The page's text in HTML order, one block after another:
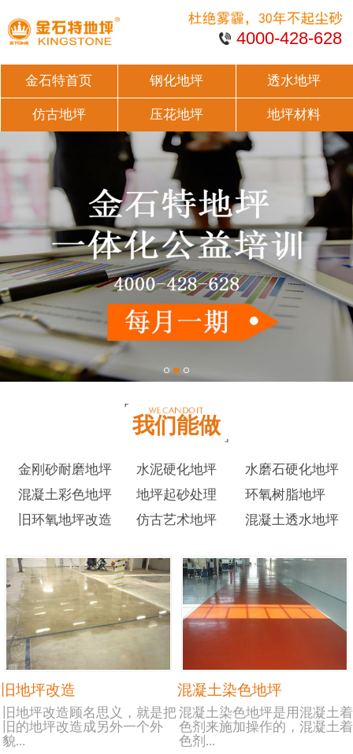
4000-428-628
金石特首页 钢化地坪 透水地坪
仿古地坪 压花地坪 地坪材料
我们能做
金刚砂耐磨地坪 水泥硬化地坪
水磨石硬化地坪
混凝土彩色地坪
地坪起砂处理
环氧树脂地坪
旧环氧地坪改造
仿古艺术地坪 混凝土透水地坪
旧地坪改造
旧地坪改造顾名思义，就是把
旧的地坪改造成另外一个外
貌...
混凝土染色地坪
混凝土染色地坪是用混凝土着
色剂来施加操作的，混凝土着
色剂...